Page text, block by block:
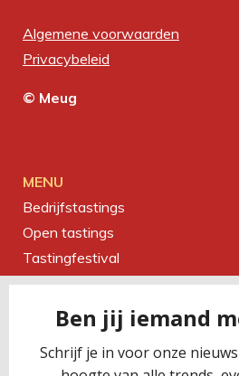
Algemene voorwaarden
Privacybeleid
© Meug
MENU
Bedrijfstastings
Open tastings
Tastingfestival
Magazine
Over ons